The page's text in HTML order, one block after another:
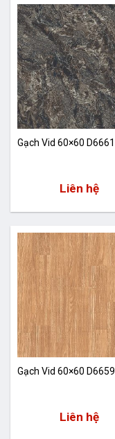
Gạch Vid 60×60 D6661
Liên hệ
Gạch Vid 60×60 D6659
Liên hệ